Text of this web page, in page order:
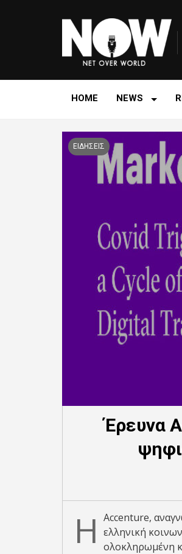
HOME NEWS
ΕΙΔΗΣΕΙΣ
Έρευνα
Η Accenture,
ελληνική
ολοκληρωμένη